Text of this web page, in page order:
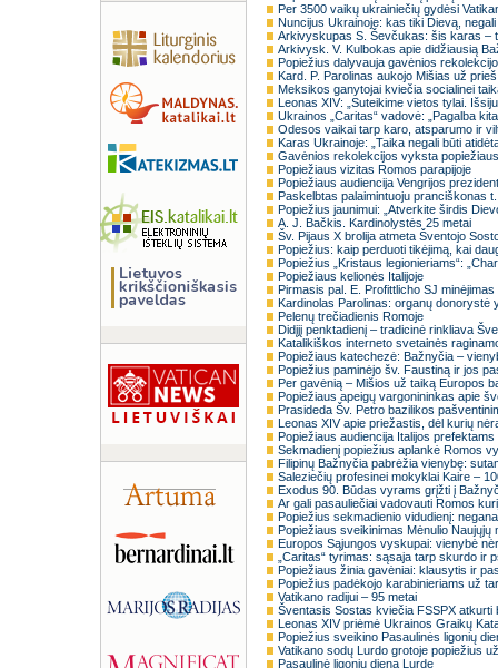
Per 3500 vaikų ukrainiečių gydėsi
Nuncijus Ukrainoje: kas tiki Dievą,
Arkivyskupas S. Ševčukas: šis karas –
Arkivysk. V. Kulbokas apie didžiausią
Popiežius dalyvauja gavėnios
Kard. P. Parolinas aukojo Mišias už
Meksikos ganytojai kviečia socialinei
Leonas XIV: „Suteikime vietos tylai.
Ukrainos „Caritas“ vadovė: „Pagalba
Odesos vaikai tarp karo, atsparumo ir
Karas Ukrainoje: „Taika negali būti
Gavėnios rekolekcijos vyksta
Popiežiaus vizitas Romos parapijoje
Popiežiaus audiencija Vengrijos
Paskelbtas palaimintuoju pranciškonas
Popiežius jaunimui: „Atverkite širdis
A. J. Bačkis. Kardinolystės 25 metai
Šv. Pijaus X brolija atmeta Šventojo
Popiežius: kaip perduoti tikėjimą, kai
Popiežius „Kristaus legionieriams“:
Popiežiaus kelionės Italijoje
Pirmasis pal. E. Profittlicho SJ minėjimas
Kardinolas Parolinas: organų donorystė
Pelenų trečiadienis Romoje
Didįjį penktadienį – tradicinė rinkliava
Katalikiškos interneto svetainės
Popiežiaus katechezė: Bažnyčia –
Popiežius paminėjo šv. Faustiną ir jos
Per gavėnią – Mišios už taiką Europos
Popiežiaus apeigų vargonininkas apie
Prasideda Šv. Petro bazilikos
Leonas XIV apie priežastis, dėl kurių
Popiežiaus audiencija Italijos prefektams
Sekmadienį popiežius aplankė Romos
Filipinų Bažnyčia pabrėžia vienybę:
Saleziečių profesinei mokyklai Kaire –
Exodus 90. Būdas vyrams grįžti į
Ar gali pasauliečiai vadovauti Romos
Popiežius sekmadienio vidudienį:
Popiežiaus sveikinimas Mėnulio
Europos Sąjungos vyskupai: vienybė
„Caritas“ tyrimas: sąsaja tarp skurdo ir
Popiežiaus žinia gavėniai: klausytis ir
Popiežius padėkojo karabinieriams už
Vatikano radijui – 95 metai
Šventasis Sostas kviečia FSSPX atkurti
Leonas XIV priėmė Ukrainos Graikų
Popiežius sveikino Pasaulinės ligonių
Vatikano sodų Lurdo grotoje popiežius
Pasaulinė ligonių diena Lurde